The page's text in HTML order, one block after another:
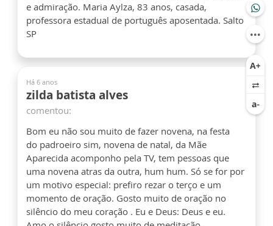
e admiração. Maria Aylza, 83 anos, casada,
professora estadual de português aposentada. Salto
SP
Há 6 anos
zilda batista alves
comentou:
Bom eu não sou muito de fazer novena, na festa
do padroeiro sim, novena de natal, da Mãe
Aparecida acomponho pela TV, tem pessoas que
uma novena atras da outra, hum hum. Só se for por
um motivo especial: prefiro rezar o terço e um
momento de oração. Gosto muito de oração no
silêncio do meu coração . Eu e Deus: Deus e eu.